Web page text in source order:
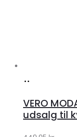
VERO
udsalg til